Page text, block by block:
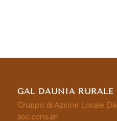
GAL DAUNIA RURALE
Gruppo di Azione Locale
soc.cons.arl